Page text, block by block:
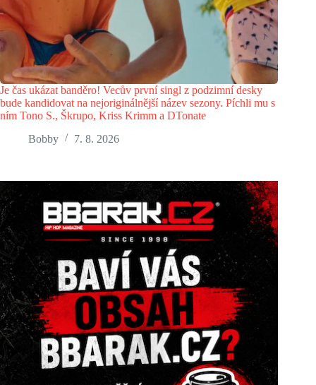
Je čas ukázat banděro! Vecův první singl z podzimní desky
bude kandidovat na nejoriginálnější název sezony. Píchli mu s
ním Tono S., Škrupo, Kriss Krimm a DTonate
Bobby
7. 8. 2026